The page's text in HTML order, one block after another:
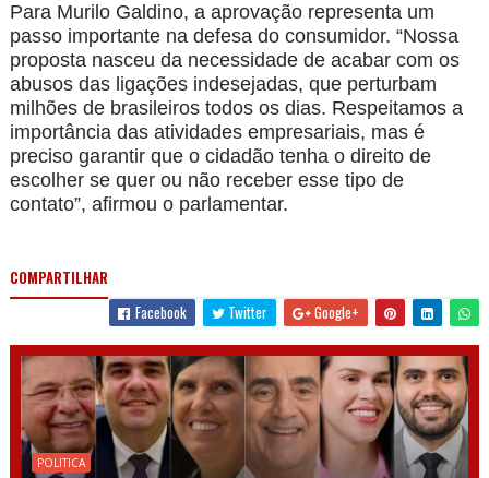
Para Murilo Galdino, a aprovação representa um
passo importante na defesa do consumidor. “Nossa
proposta nasceu da necessidade de acabar com os
abusos das ligações indesejadas, que perturbam
milhões de brasileiros todos os dias. Respeitamos a
importância das atividades empresariais, mas é
preciso garantir que o cidadão tenha o direito de
escolher se quer ou não receber esse tipo de
contato”, afirmou o parlamentar.
COMPARTILHAR
Facebook
Twitter Google+
POLITICA